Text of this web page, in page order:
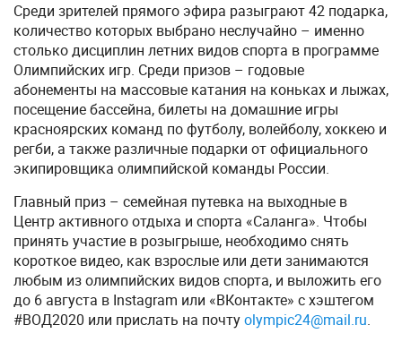
Среди зрителей прямого эфира разыграют 42 подарка,
количество которых выбрано неслучайно – именно
столько дисциплин летних видов спорта в программе
Олимпийских игр. Среди призов – годовые
абонементы на массовые катания на коньках и лыжах,
посещение бассейна, билеты на домашние игры
красноярских команд по футболу, волейболу, хоккею и
регби, а также различные подарки от официального
экипировщика олимпийской команды России.
Главный приз – семейная путевка на выходные в
Центр активного отдыха и спорта «Саланга». Чтобы
принять участие в розыгрыше, необходимо снять
короткое видео, как взрослые или дети занимаются
любым из олимпийских видов спорта, и выложить его
до 6 августа в Instagram или «ВКонтакте» с хэштегом
#ВОД2020 или прислать на почтуolympic24@mail.ru.